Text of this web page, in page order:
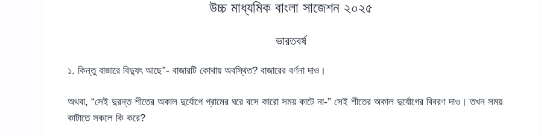
উচ্চ মাধ্যমিক বাংলা সাজেশন ২০২৫
ভারতবর্ষ
১. কিন্তু বাজারে বিদ্যুৎ আছে”- বাজারটি কোথায় অবস্থিত? বাজারের বর্ণনা দাও।
অথবা, “সেই দুরন্ত শীতের অকাল দুর্যোগে গ্রামের ঘরে বসে কারো সময় কাটে না-” সেই শীতের অকাল দুর্যোগের বিবরণ দাও। তখন সময়
কাটাতে সকলে কি করে?